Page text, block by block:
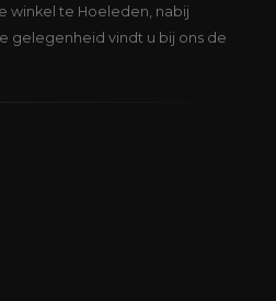
winkel te Hoeleden, nabij
gelegenheid vindt u bij ons de